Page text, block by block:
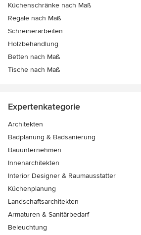
Küchenschränke nach Maß
Regale nach Maß
Schreinerarbeiten
Holzbehandlung
Betten nach Maß
Tische nach Maß
Expertenkategorie
Architekten
Badplanung & Badsanierung
Bauunternehmen
Innenarchitekten
Interior Designer & Raumausstatter
Küchenplanung
Landschaftsarchitekten
Armaturen & Sanitärbedarf
Beleuchtung